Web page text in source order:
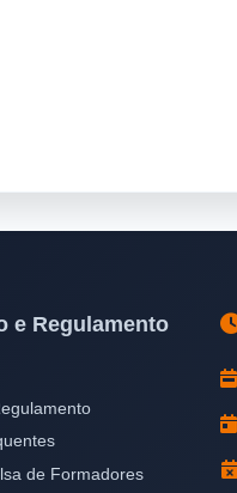
e Regulamento
de Formadores